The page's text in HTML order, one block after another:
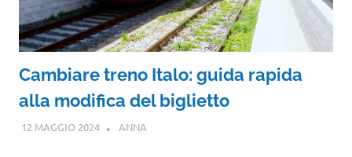
Cambiare treno Italo: guida rapida
alla modifica del biglietto
12 MAGGIO 2024 ANNA